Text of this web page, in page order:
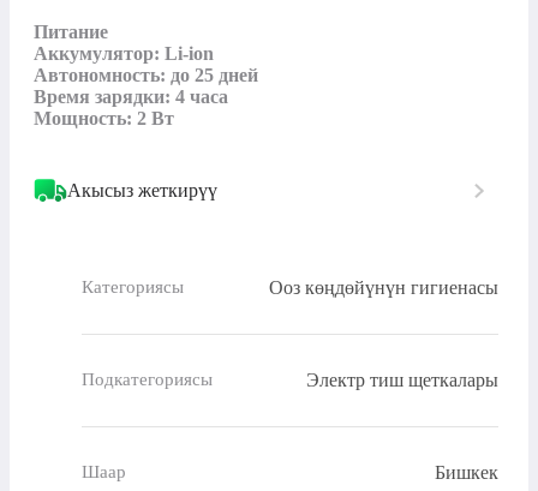
Питание
Аккумулятор: Li-ion
Автономность: до 25 дней
Время зарядки: 4 часа
Мощность: 2 Вт
Акысыз жеткирүү
Категориясы Ооз көңдөйүнүн гигиенасы
Подкатегориясы Электр тиш щеткалары
Шаар Бишкек